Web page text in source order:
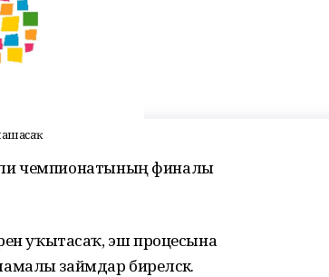
чемпионатының финалы
уҡытасаҡ, эш процесына
займдар биреләсәк.